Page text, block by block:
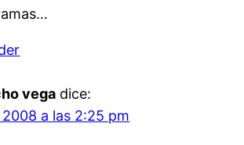
vega dice:
2008 a las 2:25 pm